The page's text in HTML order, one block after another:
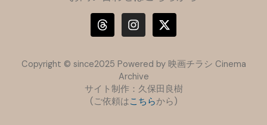
T
h
r
a
d
I
n
s
g
r
a
m
X
-
t
t
t
e
r
Copyright © since2025 Powered by 映画チラシ Cinema
Archive
サイト制作：久保田良樹
(ご依頼はこちらから)